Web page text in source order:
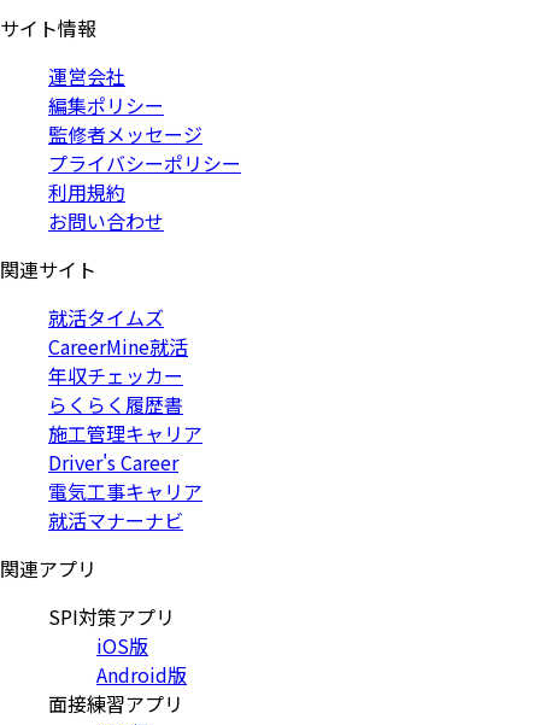
サイト情報
運営会社
編集ポリシー
監修者メッセージ
プライバシーポリシー
利用規約
お問い合わせ
関連サイト
就活タイムズ
CareerMine就活
年収チェッカー
らくらく履歴書
施工管理キャリア
Driver's Career
電気工事キャリア
就活マナーナビ
関連アプリ
SPI対策アプリ
iOS版
Android版
面接練習アプリ